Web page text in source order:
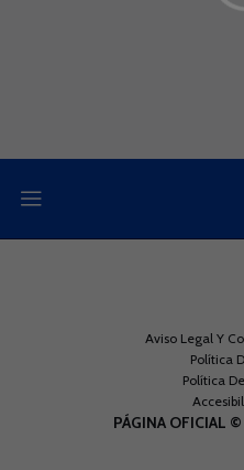
Aviso Legal Y
Política
Política
PÁGINA OFICIAL